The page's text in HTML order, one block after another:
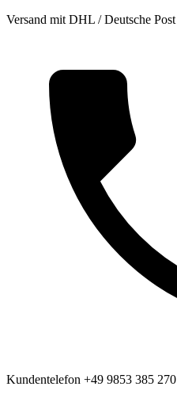
Versand mit DHL / Deutsche Post
Kundentelefon +49 9853 385 270